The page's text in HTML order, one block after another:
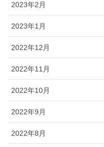
2023年2月
2023年1月
2022年12月
2022年11月
2022年10月
2022年9月
2022年8月